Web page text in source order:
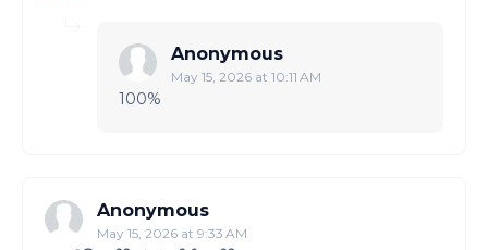
Anonymous
May 15, 2026 at 10:11 AM
100%
Anonymous
May 15, 2026 at 9:33 AM